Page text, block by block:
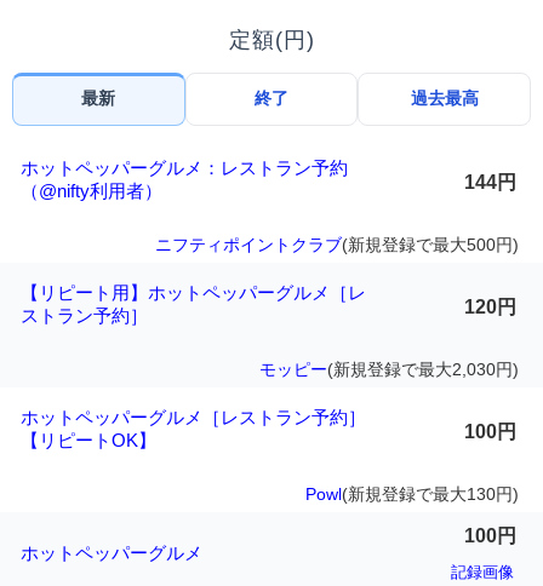
定額(円)
最新 終了 過去最高
ホットペッパーグルメ：レストラン予約
（@nifty利用者）
144円
ニフティポイントクラブ(新規登録で最大500円)
【リピート用】ホットペッパーグルメ［レ
ストラン予約］
120円
モッピー(新規登録で最大2,030円)
ホットペッパーグルメ［レストラン予約］
【リピートOK】
100円
Powl(新規登録で最大130円)
ホットペッパーグルメ
100円
記録画像